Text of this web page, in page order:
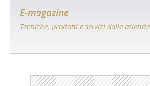
E-magazine
Tecniche, prodotti e servizi dalle aziende